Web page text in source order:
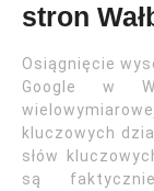
stron
Osiągnięcie
Google w
kluczowych
słów
są